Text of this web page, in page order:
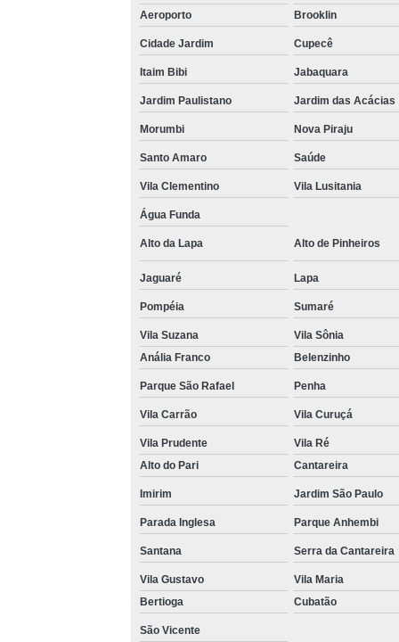
Multi
Multi
Aeroporto
Brooklin
Cidade Jardim Cupecê
Itaim Bibi Jabaquara
Jardim Paulistano Jardim das Acácias
Morumbi Nova Piraju
Santo Amaro Saúde
Vila Clementino Vila Lusitania
Água Funda
Alto da Lapa Alto de Pinheiros
Jaguaré Lapa
Pompéia Sumaré
Vila Suzana Vila Sônia
Anália Franco
Belenzinho
Parque São Rafael Penha
Vila Carrão Vila Curuçá
Vila Prudente Vila Ré
Alto do Pari
Cantareira
Imirim Jardim São Paulo
Parada Inglesa Parque Anhembi
Santana Serra da Cantareira
Vila Gustavo Vila Maria
Bertioga
Cubatão
São Vicente